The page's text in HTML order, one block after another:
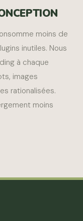
moins de
inutiles. Nous
à chaque
images
rationalisées.
moins